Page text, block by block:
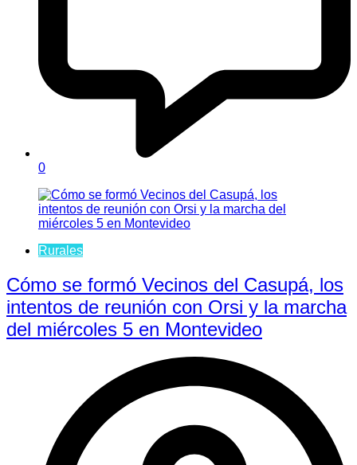
0
Rurales
Cómo se formó Vecinos del Casupá, los
intentos de reunión con Orsi y la marcha
del miércoles 5 en Montevideo